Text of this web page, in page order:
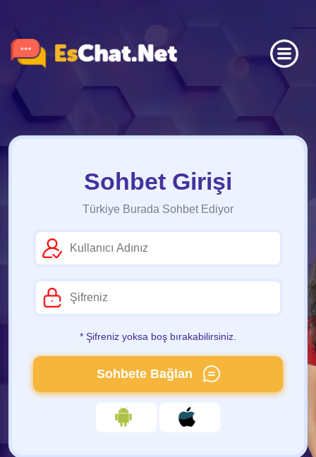
Sohbet Girişi
Türkiye Burada Sohbet Ediyor
* Şifreniz yoksa boş bırakabilirsiniz.
Sohbete Bağlan